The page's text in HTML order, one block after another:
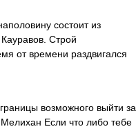
состоит из
Строй
от времени раздвигался
возможного выйти за
Если что либо тебе